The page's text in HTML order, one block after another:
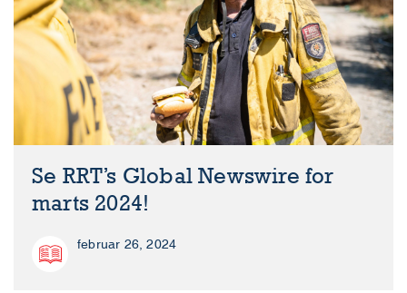
Se RRT’s Global Newswire for
marts 2024!
februar 26, 2024